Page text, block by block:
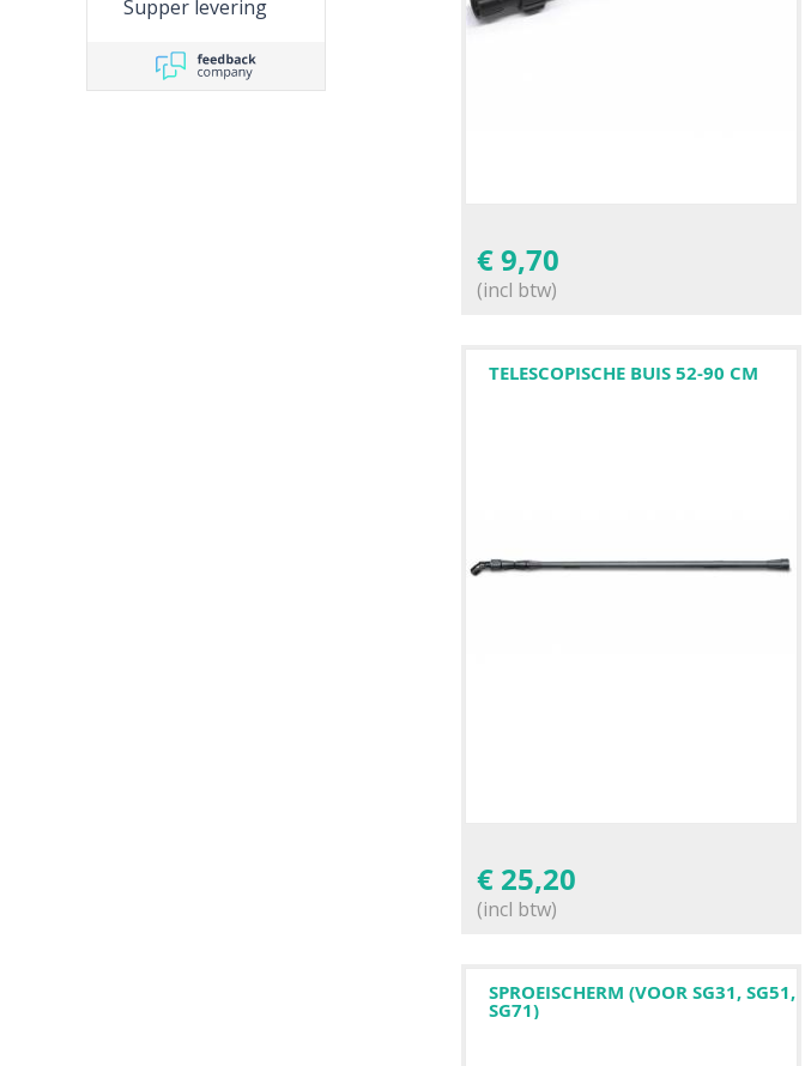
Supper levering
€9,70
(incl btw)
TELESCOPISCHE BUIS 52-90 CM
€ 25,20
(incl btw)
SPROEISCHERM (VOOR SG31, SG51,
SG71)